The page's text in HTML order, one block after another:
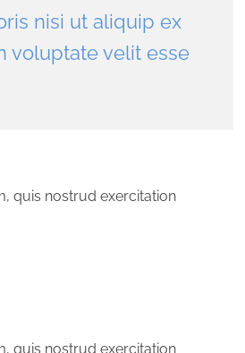
nisi ut aliquip ex
voluptate velit esse
quis nostrud exercitation
quis nostrud exercitation